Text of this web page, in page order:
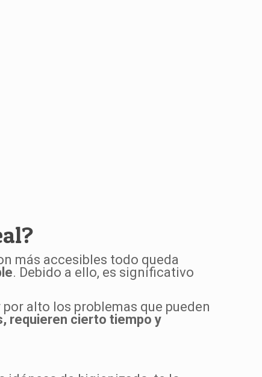
más accesibles todo queda
. Debido a ello, es significativo
alto los problemas que pueden
requieren cierto tiempo y